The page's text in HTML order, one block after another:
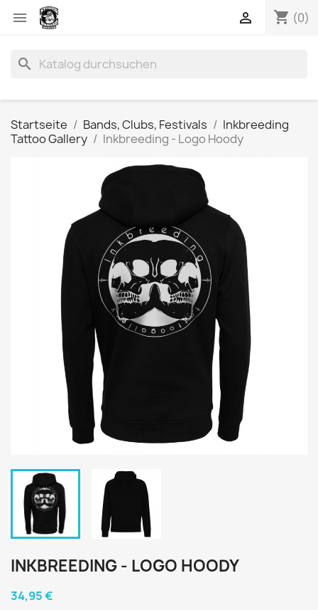
 shopping_cart (0)

search
Startseite Bands, Clubs, Festivals
Inkbreeding
Tattoo Gallery
Inkbreeding - Logo Hoody
INKBREEDING - LOGO HOODY
34,95 €